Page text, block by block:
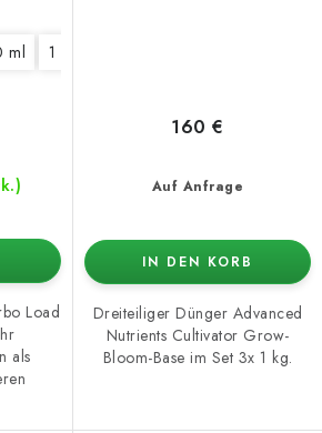
ml 1 l
Load
als
Auf Anfrage
160 €
IN DEN KORB
Dreiteiliger Dünger Advanced
Nutrients Cultivator Grow-
Bloom-Base im Set 3x 1 kg.